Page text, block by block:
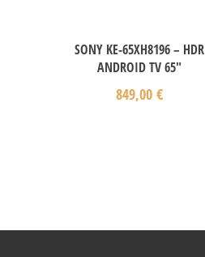
SONY KE-65XH8196 – HDR
ANDROID TV 65″
849,00 €